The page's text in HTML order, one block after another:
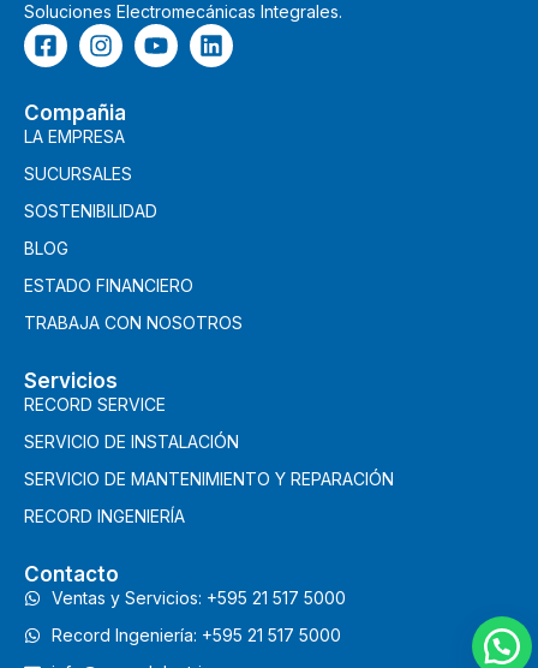
Soluciones Electromecánicas Integrales.
Compañia
LA EMPRESA
SUCURSALES
SOSTENIBILIDAD
BLOG
ESTADO FINANCIERO
TRABAJA CON NOSOTROS
Servicios
RECORD SERVICE
SERVICIO DE INSTALACIÓN
SERVICIO DE MANTENIMIENTO Y REPARACIÓN
RECORD INGENIERÍA
Contacto
Ventas y Servicios: +595 21 517 5000
Record Ingeniería: +595 21 517 5000